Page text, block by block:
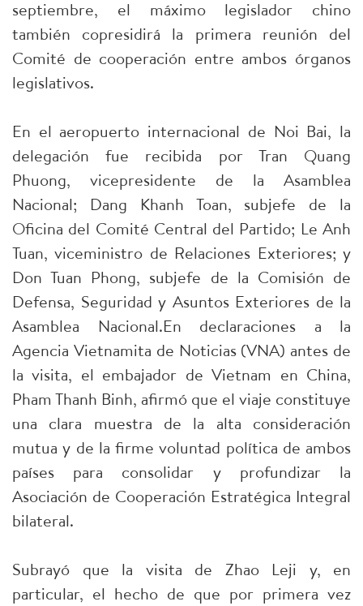
septiembre, el máximo legislador chino
también copresidirá la primera reunión del
Comité de cooperación entre ambos órganos
legislativos.
En el aeropuerto internacional de Noi Bai, la
delegación fue recibida por Tran Quang
Phuong, vicepresidente de la Asamblea
Nacional; Dang Khanh Toan, subjefe de la
Oficina del Comité Central del Partido; Le Anh
Tuan, viceministro de Relaciones Exteriores; y
Don Tuan Phong, subjefe de la Comisión de
Defensa, Seguridad y Asuntos Exteriores de la
Asamblea Nacional.En declaraciones a la
Agencia Vietnamita de Noticias (VNA) antes de
la visita, el embajador de Vietnam en China,
Pham Thanh Binh, afirmó que el viaje constituye
una clara muestra de la alta consideración
mutua y de la firme voluntad política de ambos
países para consolidar y profundizar la
Asociación de Cooperación Estratégica Integral
bilateral.
Subrayó que la visita de Zhao Leji y, en
particular, el hecho de que por primera vez